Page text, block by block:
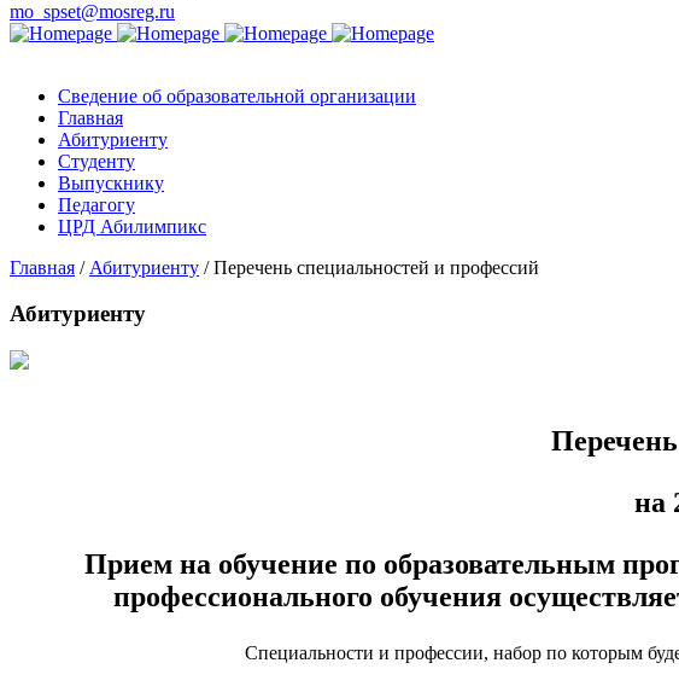
mo_spset@mosreg.ru
Сведение об образовательной организации
Главная
Абитуриенту
Студенту
Выпускнику
Педагогу
ЦРД Абилимпикс
Главная / Абитуриенту /Перечень специальностей и профессий
Абитуриенту
на
Прием на обучение по образовательным
профессионального обучения
Специальности и профессии, набор по которым